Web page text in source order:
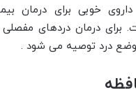
خوبی برای درمان
برای درمان دردهای
درد توصیه می شود .